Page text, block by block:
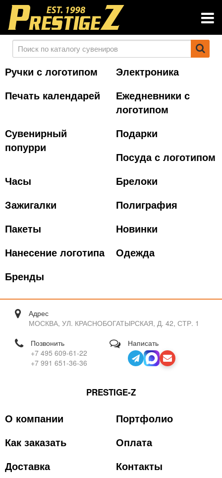
Ручки с логотипом
Электроника
Печать календарей
Ежедневники с
логотипом
Сувенирный
попурри
Подарки
Посуда с логотипом
Часы
Брелоки
Зажигалки
Полиграфия
Пакеты
Новинки
Нанесение логотипа
Одежда
Бренды
Адрес
МОСКВА, УЛ. КРАСНОБОГАТЫРСКАЯ, Д. 42, СТР. 1
Позвонить
+7 495 609-61-22
+7 991 651-36-36
Написать
PRESTIGE-Z
О компании
Портфолио
Как заказать
Оплата
Доставка
Контакты